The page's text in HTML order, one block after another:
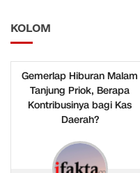
KOLOM
Gemerlap Hiburan Malam
Tanjung Priok, Berapa
Kontribusinya bagi Kas
Daerah?